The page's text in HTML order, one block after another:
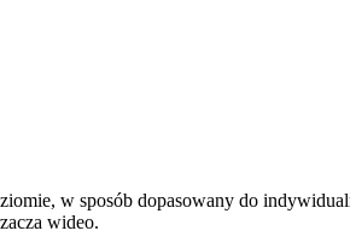
w sposób dopasowany do
wideo.